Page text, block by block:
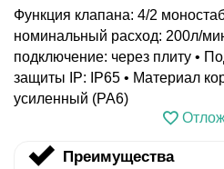
Функция клапана: 4/2
номинальный расход: 200л/
подключение: через плиту •
защиты IP: IP65 • Материал
усиленный (PA6)
Преимущества